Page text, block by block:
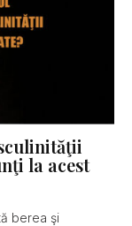
la acest
berea şi